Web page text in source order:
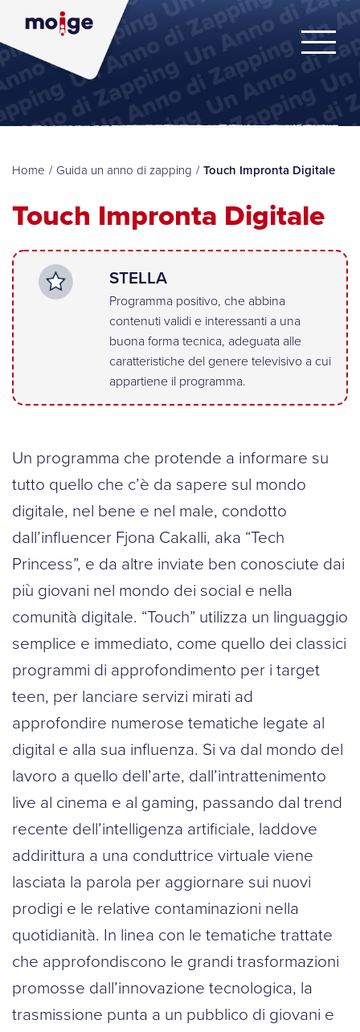
Home / Guida un anno di zapping / Touch Impronta Digitale
Touch Impronta Digitale
STELLA
Programma positivo, che abbina
contenuti validi e interessanti a una
buona forma tecnica, adeguata alle
caratteristiche del genere televisivo a cui
appartiene il programma.
Un programma che protende a informare su
tutto quello che c’è da sapere sul mondo
digitale, nel bene e nel male, condotto
dall’influencer Fjona Cakalli, aka “Tech
Princess”, e da altre inviate ben conosciute dai
più giovani nel mondo dei social e nella
comunità digitale. “Touch” utilizza un linguaggio
semplice e immediato, come quello dei classici
programmi di approfondimento per i target
teen, per lanciare servizi mirati ad
approfondire numerose tematiche legate al
digital e alla sua influenza. Si va dal mondo del
lavoro a quello dell’arte, dall’intrattenimento
live al cinema e al gaming, passando dal trend
recente dell’intelligenza artificiale, laddove
addirittura a una conduttrice virtuale viene
lasciata la parola per aggiornare sui nuovi
prodigi e le relative contaminazioni nella
quotidianità. In linea con le tematiche trattate
che approfondiscono le grandi trasformazioni
promosse dall’innovazione tecnologica, la
trasmissione punta a un pubblico di giovani e